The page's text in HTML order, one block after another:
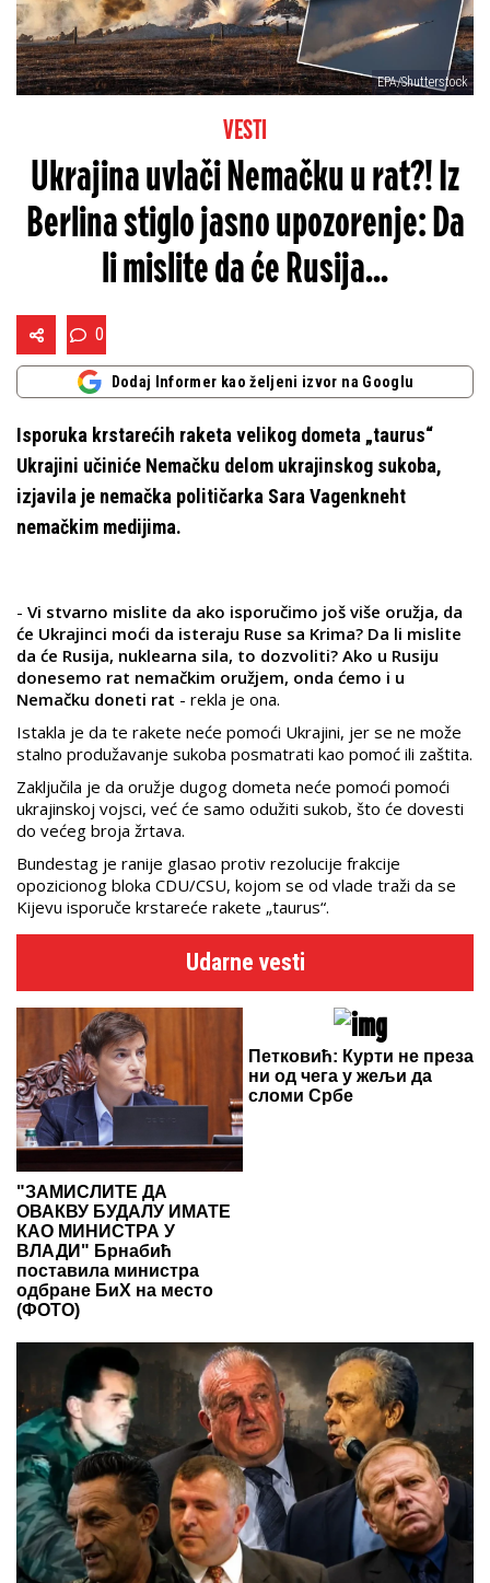
EPA/Shutterstock
VESTI
Ukrajina uvlači Nemačku u rat?! Iz
Berlina stiglo jasno upozorenje: Da
li mislite da će Rusija...
0
Dodaj Informer kao željeni izvor na Googlu
Isporuka krstarećih raketa velikog dometa „taurus“
Ukrajini učiniće Nemačku delom ukrajinskog sukoba,
izjavila je nemačka političarka Sara Vagenkneht
nemačkim medijima.
- Vi stvarno mislite da ako isporučimo još više oružja, da
će Ukrajinci moći da isteraju Ruse sa Krima? Da li mislite
da će Rusija, nuklearna sila, to dozvoliti? Ako u Rusiju
donesemo rat nemačkim oružjem, onda ćemo i u
Nemačku doneti rat - rekla je ona.
Istakla je da te rakete neće pomoći Ukrajini, jer se ne može
stalno produžavanje sukoba posmatrati kao pomoć ili zaštita.
Zaključila je da oružje dugog dometa neće pomoći pomoći
ukrajinskoj vojsci, već će samo odužiti sukob, što će dovesti
do većeg broja žrtava.
Bundestag je ranije glasao protiv rezolucije frakcije
opozicionog bloka CDU/CSU, kojom se od vlade traži da se
Kijevu isporuče krstareće rakete „taurus“.
Udarne vesti
"ЗАМИСЛИТЕ ДА
ОВАКВУ БУДАЛУ ИМАТЕ
КАО МИНИСТРА У
ВЛАДИ" Брнабић
поставила министра
одбране БиХ на место
(ФОТО)
Петковић: Курти не преза
ни од чега у жељи да
сломи Србе